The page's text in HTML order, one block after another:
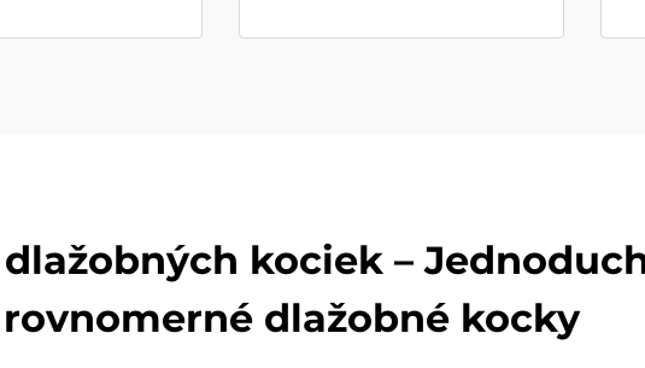
kociek –
dlažobné kocky